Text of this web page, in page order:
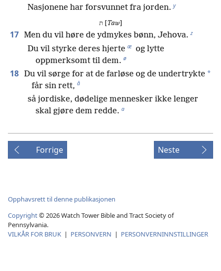
Nasjonene har forsvunnet fra jorden. y
Taw]
17 Men du vil høre de ydmykes bønn, Jehova. z
Du vil styrke deres hjerte æ og lytte
oppmerksomt til dem. ø
18 Du vil sørge for at de farløse og de undertrykte *
får sin rett, å
så jordiske, dødelige mennesker ikke lenger
skal gjøre dem redde. a
Forrige Neste
Opphavsrett til denne publikasjonen
Copyright© 2026Watch Tower Bible and Tract Society of
Pennsylvania.
VILKÅR FOR BRUK | PERSONVERN | PERSONVERNINNSTILLINGER